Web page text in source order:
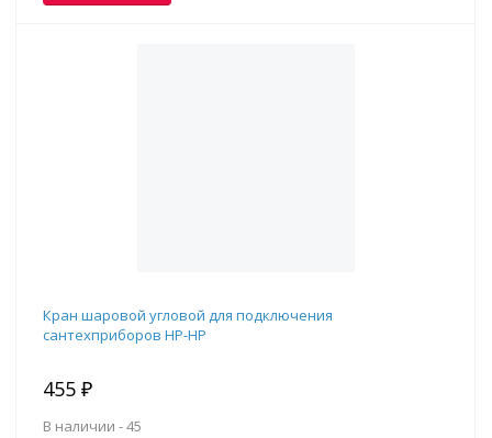
Кран шаровой угловой для подключения
сантехприборов НР-НР
455 ₽
В наличии -45